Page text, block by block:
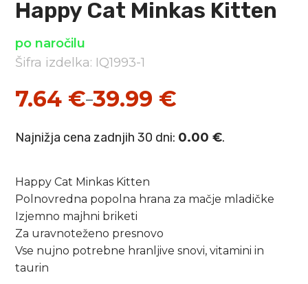
Happy Cat Minkas Kitten
po naročilu
Šifra izdelka: IQ1993-1
7.64 €–39.99 €
Cenovni
razpon:
7.64 €
do
39.99 €
Najnižja cena zadnjih 30 dni: 0.00€.
Happy Cat Minkas Kitten
Polnovredna popolna hrana za mačje mladičke
Izjemno majhni briketi
Za uravnoteženo presnovo
Vse nujno potrebne hranljive snovi, vitamini in
taurin